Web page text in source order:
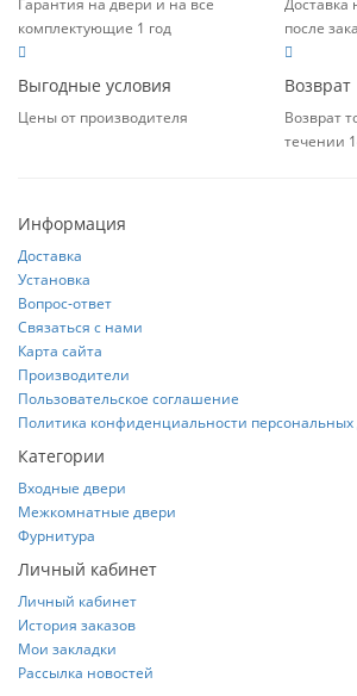
Гарантия на двери и на все
комплектующие 1 год
после
Выгодные условия
Цены от производителя
Возврат
Возврат
течении
Информация
Доставка
Установка
Вопрос-ответ
Связаться с нами
Карта сайта
Производители
Пользовательское соглашение
Политика конфиденциальности
Категории
Входные двери
Межкомнатные двери
Фурнитура
Личный кабинет
Личный кабинет
История заказов
Мои закладки
Рассылка новостей